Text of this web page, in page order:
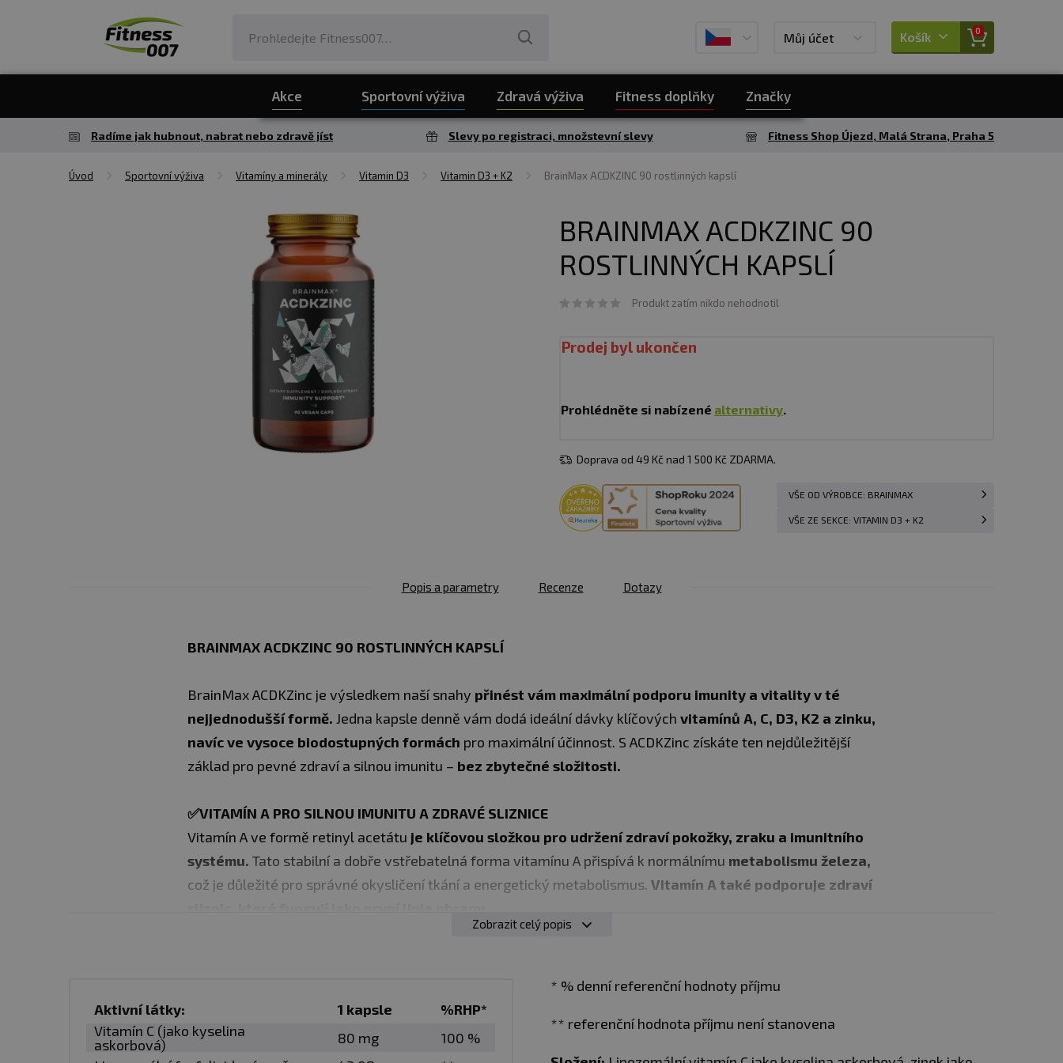
Můj účet Košík 0
Akce Sportovní výživa Zdravá výživa Fitness doplňky Značky
Radíme jak hubnout, nabrat nebo zdravě jíst Slevy po registraci, množstevní slevy Fitness Shop Újezd, Malá Strana, Praha 5
Úvod Sportovní výživa Vitamíny a minerály Vitamin D3 Vitamin D3 + K2 BrainMax ACDKZINC 90 rostlinných kapslí
BRAINMAX ACDKZINC 90
ROSTLINNÝCH KAPSLÍ
Produkt zatím nikdo nehodnotil
Prodej byl ukončen
Prohlédněte si nabízené alternativy.
Doprava od 49 Kč nad 1 500 Kč ZDARMA.
VŠE OD VÝROBCE: BRAINMAX
VŠE ZE SEKCE: VITAMIN D3 + K2
Popis a parametry Recenze Dotazy
BRAINMAX ACDKZINC 90 ROSTLINNÝCH KAPSLÍ
BrainMax ACDKZinc je výsledkem naší snahy přinést vám maximální podporu imunity a vitality v té
nejjednodušší formě. Jedna kapsle denně vám dodá ideální dávky klíčových vitamínů A, C, D3, K2 a zinku,
navíc ve vysoce biodostupných formách pro maximální účinnost. S ACDKZinc získáte ten nejdůležitější
základ pro pevné zdraví a silnou imunitu – bez zbytečné složitosti.
✅VITAMÍN A PRO SILNOU IMUNITU A ZDRAVÉ SLIZNICE
Vitamín A ve formě retinyl acetátu je klíčovou složkou pro udržení zdraví pokožky, zraku a imunitního
systému. Tato stabilní a dobře vstřebatelná forma vitamínu A přispívá k normálnímu metabolismu železa,
což je důležité pro správné okysličení tkání a energetický metabolismus. Vitamín A také podporuje zdraví
Vitamín C ve vysoce účinné lipozomální formě, která zajišťuje
maximální vstřebatelnost a efektivitu.
Díky lipozomální fosfolipidové směsi se
vitamin C dostává přímo do buněk,
imunitního systému, podporuje tvorbu kolagenu pro zdravé cévy, kosti, pokožku a zuby, pomáhá snižovat
podporuje energetický metabolismus, vstřebávání železa a chrání buňky před oxidačním stresem.
Zobrazit celý popis
Aktivní látky: 1 kapsle
%RHP*
Vitamín C (jako kyselina
askorbová)
80 mg
100 %
* % denní referenční hodnoty příjmu
** referenční hodnota příjmu není stanovena